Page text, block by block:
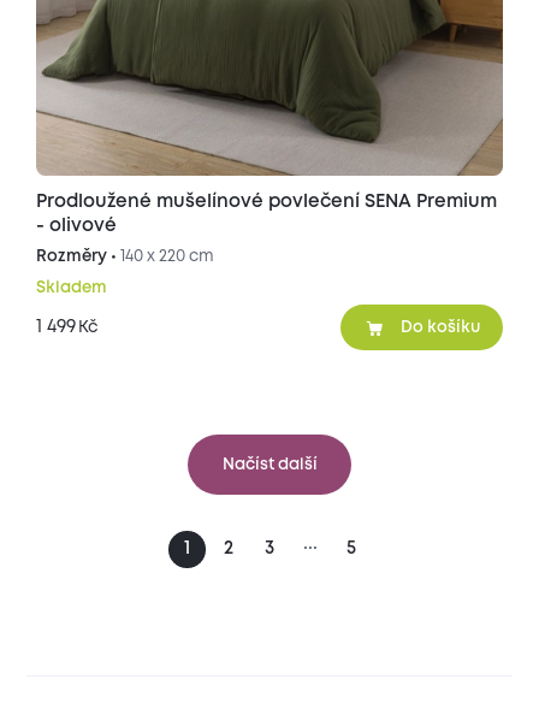
Prodloužené mušelínové povlečení SENA Premium
- olivové
Rozměry • 140 x 220 cm
Skladem
1 499 Kč Do košíku
Načíst další
2 3 ... 5